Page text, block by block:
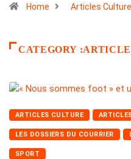
Home Articles Culture
CATEGORY
ARTICLES CULTURE
LES DOSSIERS DU COURRIER
SPORT